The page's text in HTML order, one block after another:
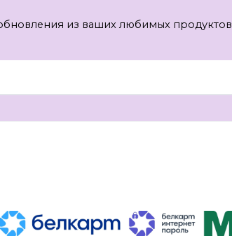
из ваших любимых продуктов